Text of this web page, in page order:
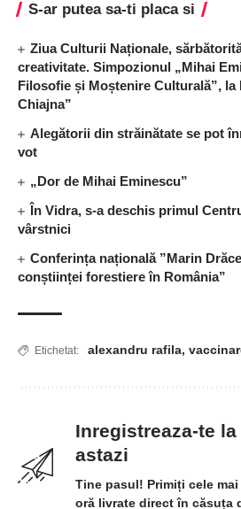
S-ar putea sa-ti placa si
Ziua Culturii Naționale,
creativitate. Simpozionul „Mihai
Filosofie și Moștenire Culturală”, la
Chiajna”
Alegătorii din străinătate se pot
vot
„Dor de Mihai Eminescu”
În Vidra, s-a deschis primul
vârstnici
Conferința națională ”Marin
conștiinței forestiere în România”
Etichetat: alexandru rafila,
Inregistreaza-te
astazi
Tine pasul! Primiți cele
oră livrate direct în căsuța